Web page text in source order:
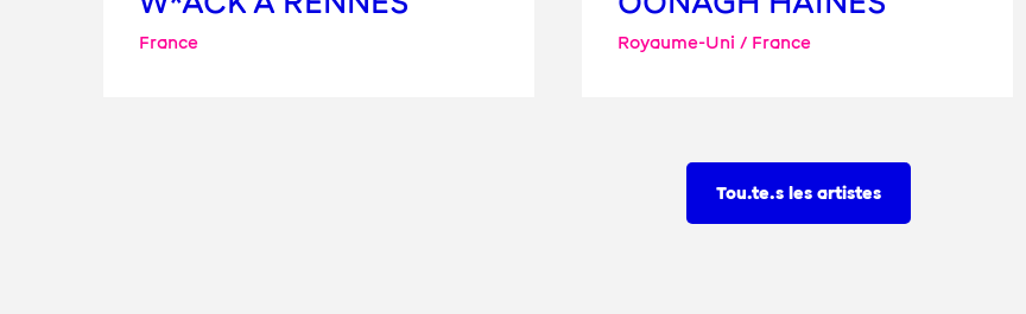
France Royaume-Uni / France
Tou.te.s les artistes